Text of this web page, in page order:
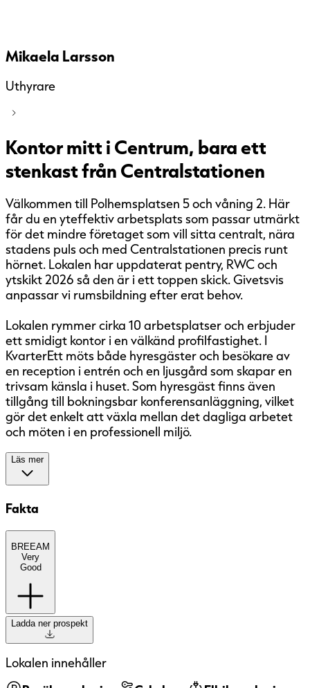
Mikaela Larsson
Uthyrare
Kontor mitt i Centrum, bara ett
stenkast från Centralstationen
Välkommen till Polhemsplatsen 5 och våning 2. Här
får du en yteffektiv arbetsplats som passar utmärkt
för det mindre företaget som vill sitta centralt, nära
stadens puls och med Centralstationen precis runt
hörnet. Lokalen har uppdaterat pentry, RWC och
ytskikt 2026 så den är i ett toppen skick. Givetsvis
anpassar vi rumsbildning efter erat behov.
Lokalen rymmer cirka 10 arbetsplatser och erbjuder
ett smidigt kontor i en välkänd profilfastighet. I
KvarterEtt möts både hyresgäster och besökare av
en reception i entrén och en ljusgård som skapar en
trivsam känsla i huset. Som hyresgäst finns även
tillgång till bokningsbar konferensanläggning, vilket
gör det enkelt att växla mellan det dagliga arbetet
och möten i en professionell miljö.
Läs mer
Fakta
BREEAM
Very
Good
byggnaders hållbarhet ur ett
helhetsperspektiv, bland annat utifrån
energi, inomhusmiljö, material, vatten och
hur byggnaden förvaltas. Certifieringen
Ladda ner prospekt
Lokalen innehåller